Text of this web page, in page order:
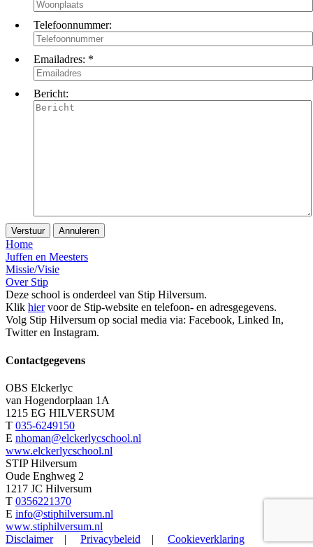
Telefoonnummer:
Emailadres: *
Bericht:
Home
Juffen en Meesters
Missie/Visie
Over Stip
Deze school is onderdeel van Stip Hilversum.
Klik hiervoor de Stip-website en telefoon- en adresgegevens.
Volg Stip Hilversum op social media via: Facebook, Linked In,
Twitter en Instagram.
Contactgegevens
OBS Elckerlyc
van Hogendorplaan 1A
1215 EG HILVERSUM
T 035-6249150
E nhoman@elckerlycschool.nl
www.elckerlycschool.nl
STIP Hilversum
Oude Enghweg 2
1217 JC Hilversum
T 0356221370
E info@stiphilversum.nl
www.stiphilversum.nl
Disclaimer| Privacybeleid | Cookieverklaring